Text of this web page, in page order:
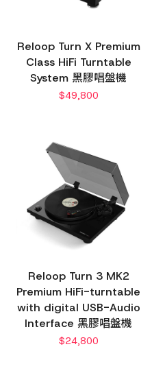
Reloop Turn X Premium
Class HiFi Turntable
System 黑膠唱盤機
$49,800
Reloop Turn 3 MK2
Premium HiFi-turntable
with digital USB-Audio
Interface 黑膠唱盤機
$24,800